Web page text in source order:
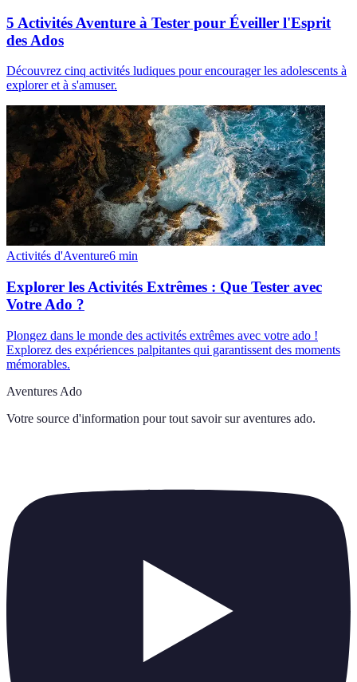
5 Activités Aventure à Tester pour Éveiller l'Esprit
des Ados
Découvrez cinq activités ludiques pour encourager les adolescents à
explorer et à s'amuser.
Activités d'Aventure6 min
Explorer les Activités Extrêmes : Que Tester avec
Votre Ado ?
Plongez dans le monde des activités extrêmes avec votre ado !
Explorez des expériences palpitantes qui garantissent des moments
mémorables.
Aventures Ado
Votre source d'information pour tout savoir sur aventures ado.